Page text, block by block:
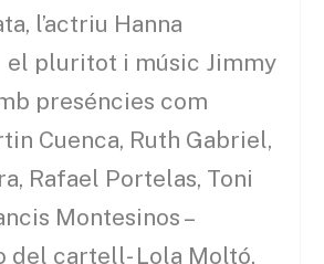
l’actriu Hanna
pluritot i músic Jimmy
preséncies com
Cuenca, Ruth Gabriel,
Rafael Portelas, Toni
Montesinos –
del cartell- Lola Moltó.